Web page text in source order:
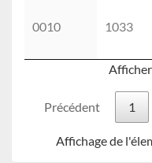
0010 1033
Afficher
Précédent 1
Affichage de